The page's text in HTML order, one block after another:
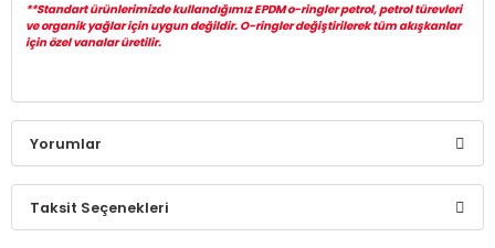
**Standart ürünlerimizde kullandığımız EPDM o-ringler petrol, petrol türevleri
ve organik yağlar için uygun değildir. O-ringler değiştirilerek tüm akışkanlar
için özel vanalar üretilir.
Yorumlar
Bu ürüne ilk yorumu siz yapın!
Taksit Seçenekleri